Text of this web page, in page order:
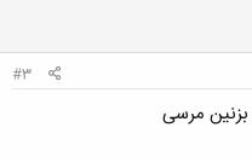
#3
مرسی